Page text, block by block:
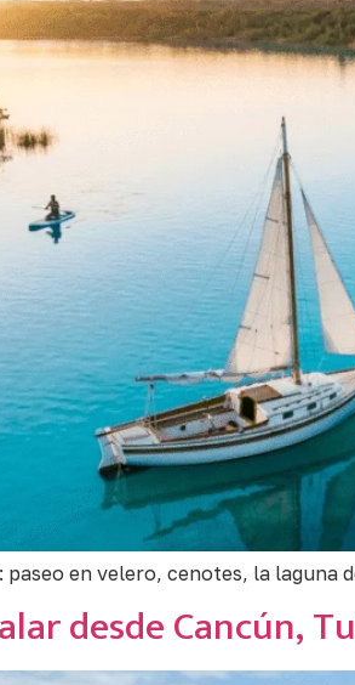
paseo en velero, cenotes, la
desde Cancún,